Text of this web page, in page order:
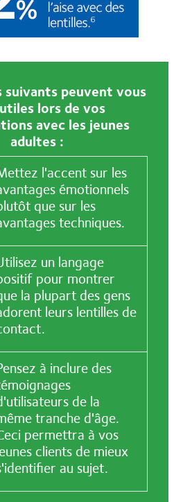
suivants peuvent vous
lors de vos
avec les jeunes
adultes :
l'accent sur les
émotionnels
que sur les
techniques.
un langage
pour montrer
la plupart des gens
leurs lentilles de
à inclure des
de la
tranche d'âge.
permettra à vos
clients de mieux
au sujet.